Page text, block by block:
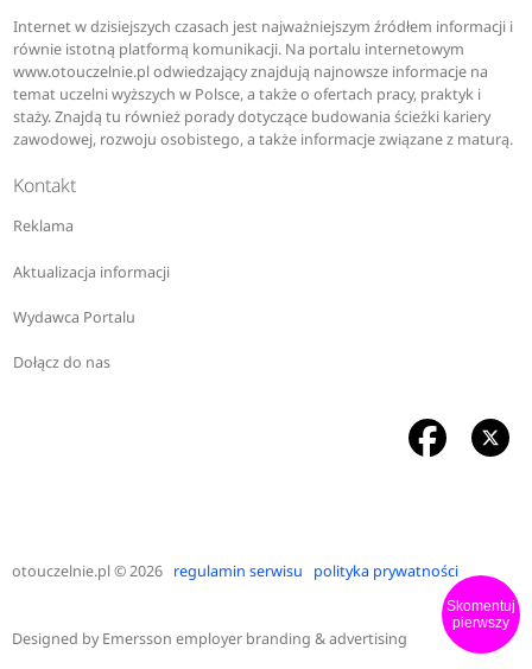
Skomentuj
pierwszy
Internet w dzisiejszych czasach jest najważniejszym źródłem informacji i
równie istotną platformą komunikacji. Na portalu internetowym
www.otouczelnie.pl odwiedzający znajdują najnowsze informacje na
temat uczelni wyższych w Polsce, a także o ofertach pracy, praktyk i
staży. Znajdą tu również porady dotyczące budowania ścieżki kariery
zawodowej, rozwoju osobistego, a także informacje związane z maturą.
Kontakt
Reklama
Aktualizacja informacji
Wydawca Portalu
Dołącz do nas
otouczelnie.pl© 2026 regulamin serwisu polityka prywatności
Designed byEmersson employer branding & advertising